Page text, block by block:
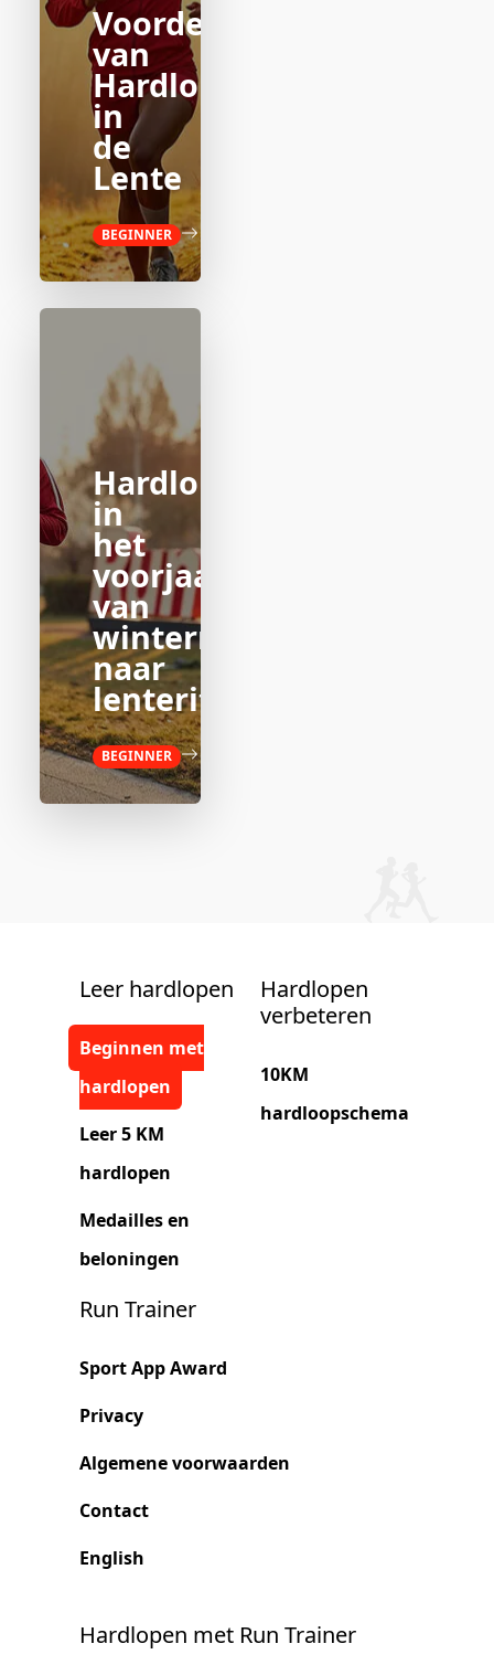
Voordelen
van
Hardlopen
in
de
Lente
BEGINNER
Hardlopen
in
het
voorjaar:
van
wintermodus
naar
lenteritme
BEGINNER
Leer hardlopen
Beginnen met
hardlopen
Leer 5 KM
hardlopen
Medailles en
beloningen
Hardlopen
verbeteren
10KM
hardloopschema
Run Trainer
Sport App Award
Privacy
Algemene voorwaarden
Contact
English
Hardlopen met Run Trainer